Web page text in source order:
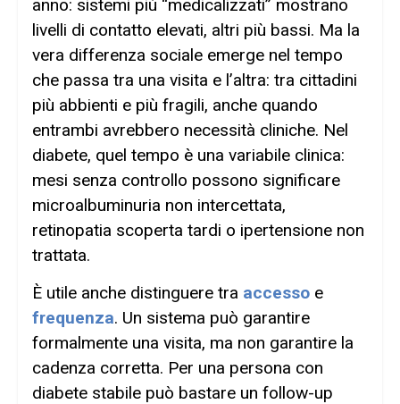
anno: sistemi più “medicalizzati” mostrano
livelli di contatto elevati, altri più bassi. Ma la
vera differenza sociale emerge nel tempo
che passa tra una visita e l’altra: tra cittadini
più abbienti e più fragili, anche quando
entrambi avrebbero necessità cliniche. Nel
diabete, quel tempo è una variabile clinica:
mesi senza controllo possono significare
microalbuminuria non intercettata,
retinopatia scoperta tardi o ipertensione non
trattata.
È utile anche distinguere tra accesso e
frequenza. Un sistema può garantire
formalmente una visita, ma non garantire la
cadenza corretta. Per una persona con
diabete stabile può bastare un follow-up